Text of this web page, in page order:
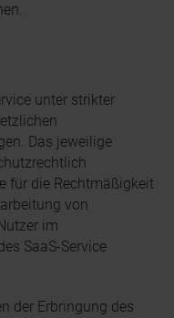
unter strikter
Das jeweilige
für die Rechtmäßigkeit
von
im
SaaS-Service
der Erbringung des